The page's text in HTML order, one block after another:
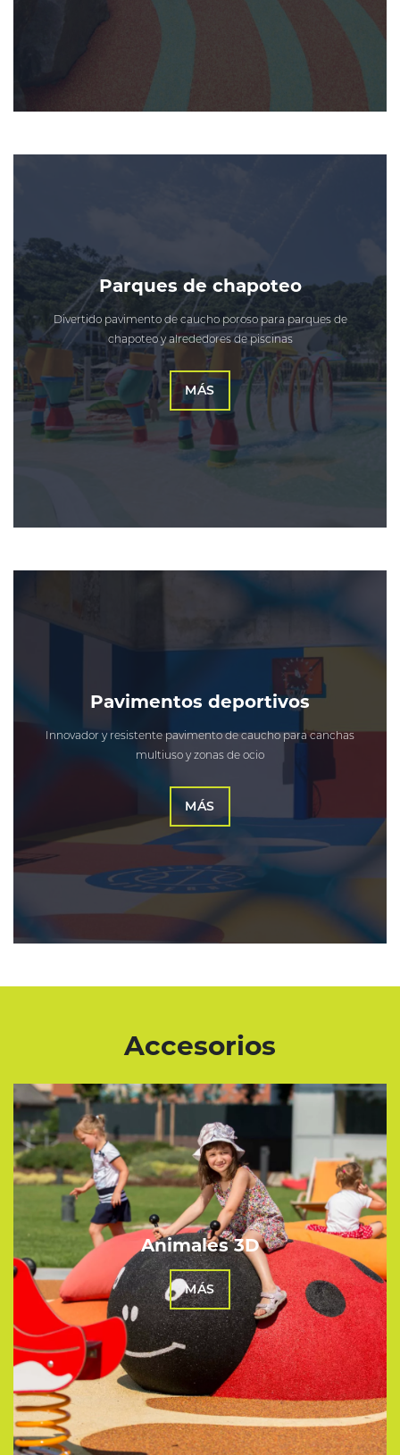
Parques de chapoteo
Divertido pavimento de caucho poroso para parques de
chapoteo y alrededores de piscinas
MÁS
Pavimentos deportivos
Innovador y resistente pavimento de caucho para canchas
multiuso y zonas de ocio
MÁS
Accesorios
Animales 3D
MÁS